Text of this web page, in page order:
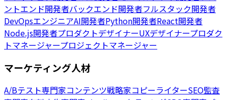
ントエンド開発者バックエンド開発者フルスタック開発者
DevOpsエンジニアAI開発者Python開発者React開発者
Node.js開発者プロダクトデザイナーUXデザイナープロダク
トマネージャープロジェクトマネージャー
マーケティング人材
A/Bテスト専門家コンテンツ戦略家コピーライターSEO監査